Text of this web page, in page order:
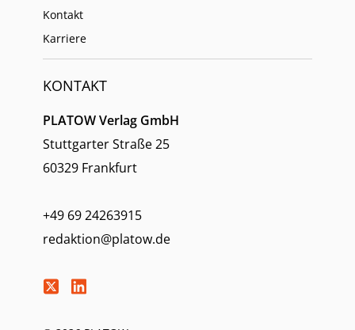
Kontakt
Karriere
KONTAKT
PLATOW Verlag GmbH
Stuttgarter Straße 25
60329 Frankfurt
+49 69 24263915
redaktion@platow.de